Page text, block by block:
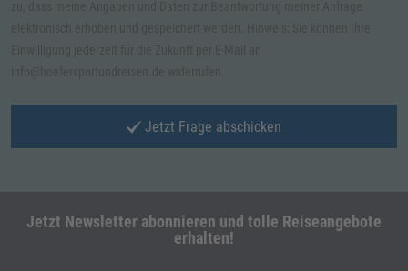
Jetzt Frage abschicken
Jetzt Newsletter abonnieren und tolle Reiseangebote
erhalten!